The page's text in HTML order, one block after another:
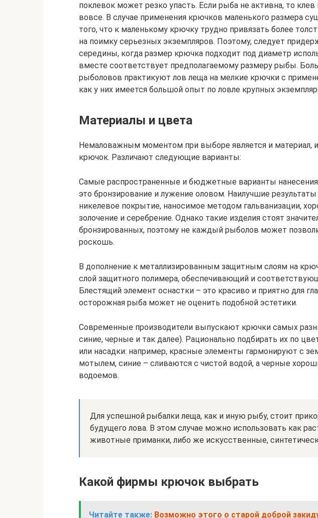
поклевок может резко упасть. Если рыба не активна, то
вовсе. В случае применения крючков маленького размера
того, что к маленькому крючку трудно привязать более
на поимку серьезных экземпляров. Поэтому, следует
середины, когда размер крючка подходит под диаметр
вместе соответствует предполагаемому размеру рыбы.
рыболовов практикуют лов леща на мелкие крючки с
как у них имеется большой опыт по ловле крупных
Материалы и цвета
Немаловажным моментом при выборе является и материал,
крючок. Различают следующие варианты:
Самые распространенные и бюджетные варианты
это бронзирование и лужение оловом. Наилучшие
никелевое покрытие, наносимое методом гальванизации,
золочение и серебрение. Однако такие изделия стоят
бронзированных, поэтому не каждый рыболов может
роскошь.
В дополнение к металлизированным защитным слоям на
слой защитного полимера, обеспечивающий и
Блестящий элемент оснастки – это красиво и приятно для
осторожная рыба может не оценить подобной эстетики.
Современные производители выпускают крючки самых
синие, черные и так далее). Рационально подбирать их по
или насадки: например, красные элементы гармонируют с
мотылем, синие – сливаются с чистой водой, а черные
водоемов.
Для успешной рыбалки леща, как и иную рыбу, стоит
будущего лова. В этом случае можно использовать как
животные приманки, либо же искусственные,
Какой фирмы крючок выбрать
Читайте также: Возможно этого о старой доброй